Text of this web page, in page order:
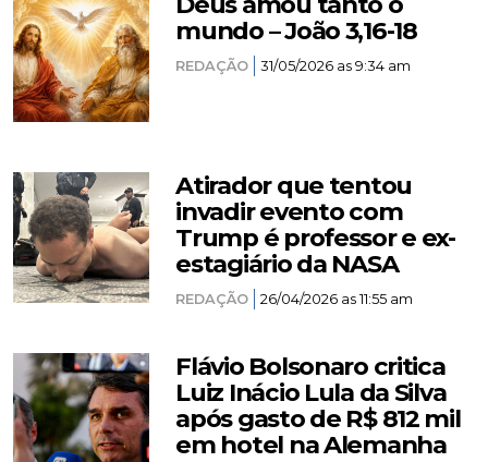
mundo – João 3,16-18
REDAÇÃO 31/05/2026 as 9:34 am
Atirador que tentou
invadir evento com
Trump é professor e ex-
estagiário da NASA
REDAÇÃO 26/04/2026 as 11:55 am
Flávio Bolsonaro critica
Luiz Inácio Lula da Silva
após gasto de R$ 812 mil
em hotel na Alemanha